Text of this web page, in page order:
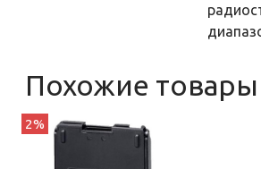
Похожие товары
2%